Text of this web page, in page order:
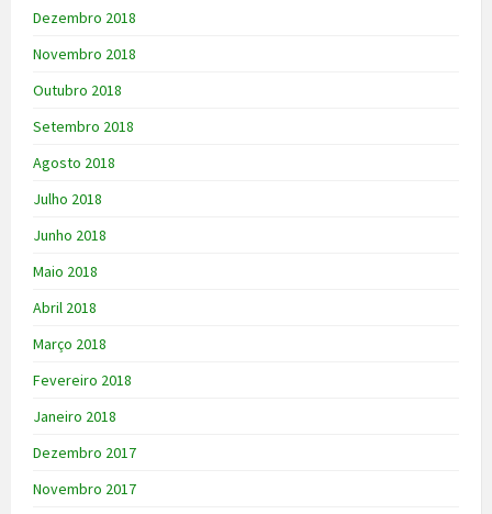
Dezembro 2018
Novembro 2018
Outubro 2018
Setembro 2018
Agosto 2018
Julho 2018
Junho 2018
Maio 2018
Abril 2018
Março 2018
Fevereiro 2018
Janeiro 2018
Dezembro 2017
Novembro 2017